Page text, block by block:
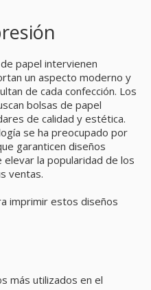
papel intervienen
un aspecto moderno y
de cada confección. Los
bolsas de papel
de calidad y estética.
se ha preocupado por
garanticen diseños
la popularidad de los
ventas.
imprimir estos diseños
más utilizados en el